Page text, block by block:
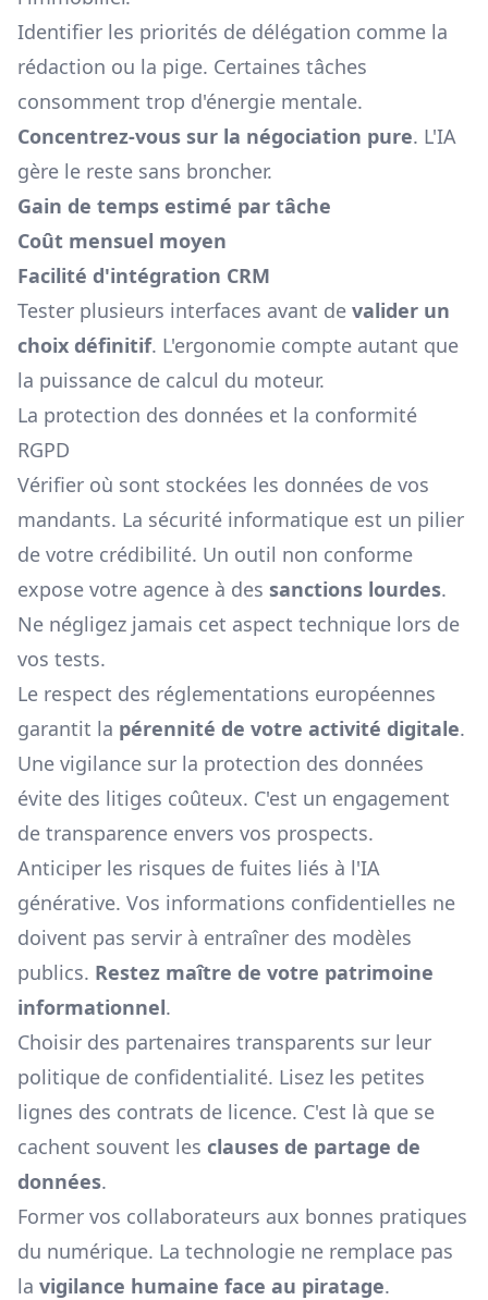
Identifier les priorités de délégation comme la
rédaction ou la pige. Certaines tâches
consomment trop d'énergie mentale.
Concentrez-vous sur la négociation pure. L'IA
gère le reste sans broncher.
Gain de temps estimé par tâche
Coût mensuel moyen
Facilité d'intégration CRM
Tester plusieurs interfaces avant de valider un
choix définitif. L'ergonomie compte autant que
la puissance de calcul du moteur.
La protection des données et la conformité
RGPD
Vérifier où sont stockées les données de vos
mandants. La sécurité informatique est un pilier
de votre crédibilité. Un outil non conforme
expose votre agence à des sanctions lourdes.
Ne négligez jamais cet aspect technique lors de
vos tests.
Le respect des réglementations européennes
garantit la pérennité de votre activité digitale.
Une vigilance sur la protection des données
évite des litiges coûteux. C'est un engagement
de transparence envers vos prospects.
Anticiper les risques de fuites liés à l'IA
générative. Vos informations confidentielles ne
doivent pas servir à entraîner des modèles
publics. Restez maître de votre patrimoine
informationnel.
Choisir des partenaires transparents sur leur
politique de confidentialité. Lisez les petites
lignes des contrats de licence. C'est là que se
cachent souvent les clauses de partage de
données.
Former vos collaborateurs aux bonnes pratiques
du numérique. La technologie ne remplace pas
la vigilance humaine face au piratage.